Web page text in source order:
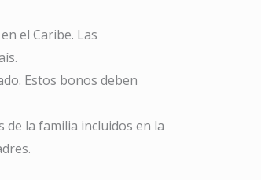
el Caribe. Las
Estos bonos deben
de la familia incluidos en la